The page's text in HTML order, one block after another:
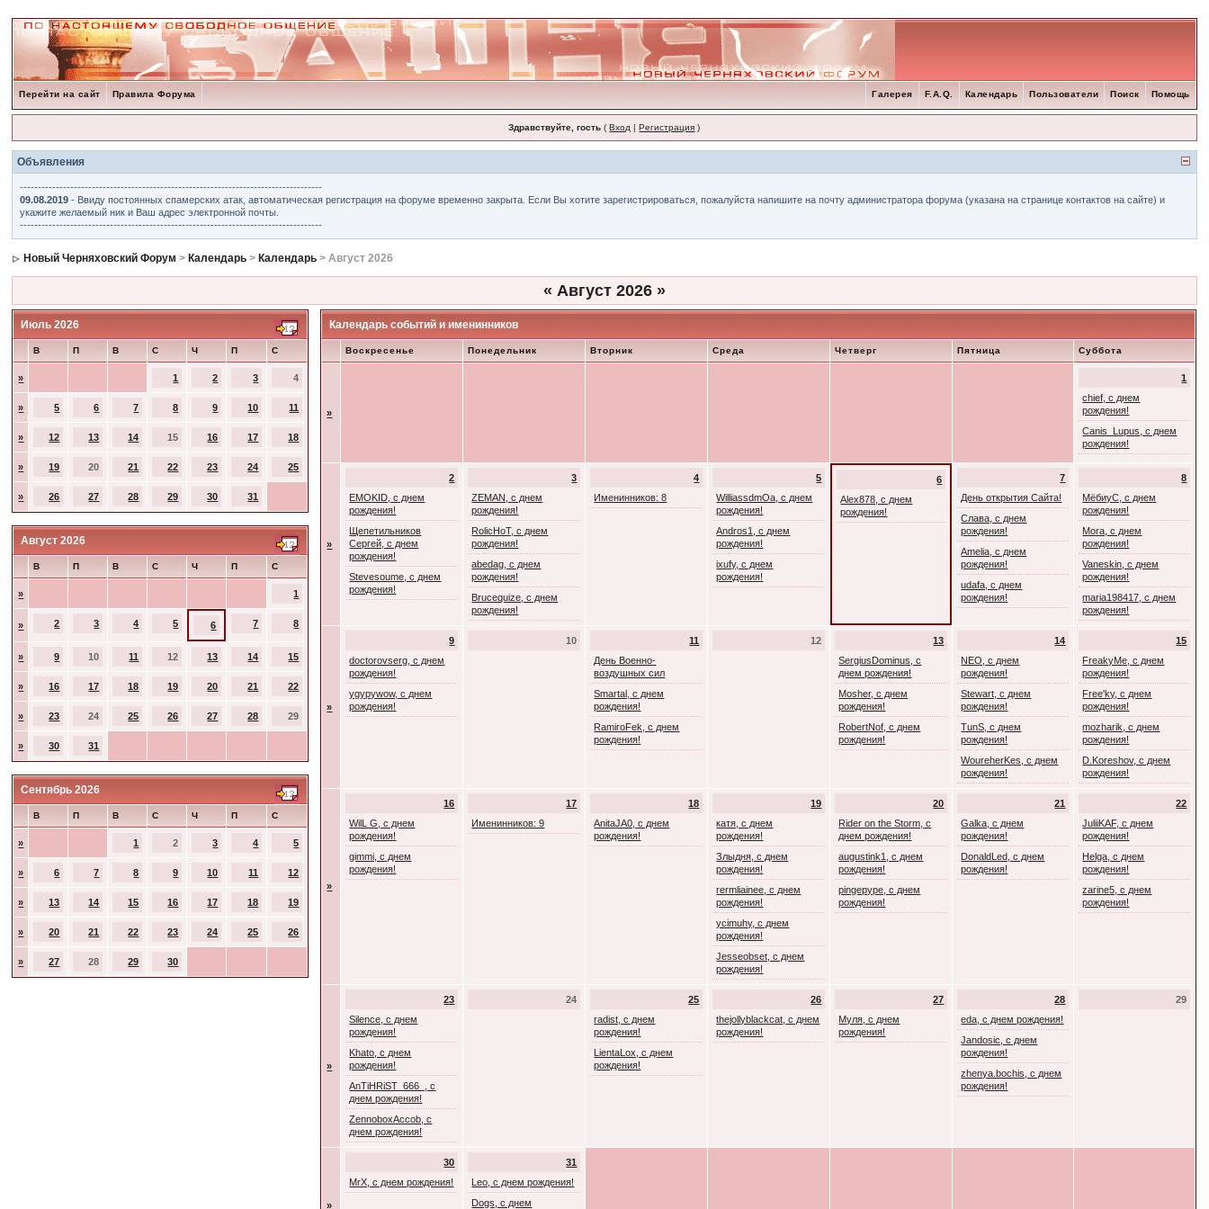
Перейти на сайт Правила Форума Помощь
Поиск
Пользователи
Календарь
F.A.Q.
Галерея
Здравствуйте, гость (Вход |Регистрация )
Объявления
------------------------------------------------------------------------------------
09.08.2019 - Ввиду постоянных спамерских атак, автоматическая регистрация на форуме временно закрыта. Если Вы хотите зарегистрироваться, пожалуйста напишите на почту администратора форума (указана на странице контактов на сайте) и
укажите желаемый ник и Ваш адрес электронной почты.
------------------------------------------------------------------------------------
Новый Черняховский Форум > Календарь > Календарь > Август 2026
« Август 2026 »
Июль 2026
В П В С Ч П С
» 1 2 3 4
» 5 6 7 8 9 10 11
» 12 13 14 15 16 17 18
» 19 20 21 22 23 24 25
» 26 27 28 29 30 31
Август 2026
В П В С Ч П С
» 1
» 2 3 4 5 6 7 8
» 9 10 11 12 13 14 15
» 16 17 18 19 20 21 22
» 23 24 25 26 27 28 29
» 30 31
Сентябрь 2026
В П В С Ч П С
» 1 2 3 4 5
» 6 7 8 9 10 11 12
» 13 14 15 16 17 18 19
» 20 21 22 23 24 25 26
» 27 28 29 30
Календарь событий и именинников
Воскресенье Понедельник Вторник Среда Четверг Пятница Суббота
»
1
chief, с днем
рождения!
Canis_Lupus, с днем
рождения!
»
2
EMOKID, с днем
рождения!
Щепетильников
Сергей, с днем
рождения!
Stevesoume, с днем
рождения!
3
ZEMAN, с днем
рождения!
RolicHoT, с днем
рождения!
abedag, с днем
рождения!
Brucequize, с днем
рождения!
4
Именинников: 8
5
WilliassdmOa, с днем
рождения!
Andros1, с днем
рождения!
ixufy, с днем
рождения!
6
Alex878, с днем
рождения!
7
День открытия Сайта!
Слава, с днем
рождения!
Amelia, с днем
рождения!
udafa, с днем
рождения!
8
МёбиуС, с днем
рождения!
Mora, с днем
рождения!
Vaneskin, с днем
рождения!
maria198417, с днем
рождения!
»
9
doctorovserg, с днем
рождения!
ygypywow, с днем
рождения!
10
11
День Военно-
воздушных сил
Smartal, с днем
рождения!
RamiroFek, с днем
рождения!
12
13
SergiusDominus, с
днем рождения!
Mosher, с днем
рождения!
RobertNof, с днем
рождения!
14
NEO, с днем
рождения!
Stewart, с днем
рождения!
TunS, с днем
рождения!
WoureherKes, с днем
рождения!
15
FreakyMe, с днем
рождения!
Free'ky, с днем
рождения!
mozharik, с днем
рождения!
D.Koreshov, с днем
рождения!
»
16
WilL G, с днем
рождения!
gimmi, с днем
рождения!
17
Именинников: 9
18
AnitaJA0, с днем
рождения!
19
катя, с днем
рождения!
Злыдня, с днем
рождения!
rermliainee, с днем
рождения!
ycimuhy, с днем
рождения!
Jesseobset, с днем
рождения!
20
Rider on the Storm, с
днем рождения!
augustink1, с днем
рождения!
pingepype, с днем
рождения!
21
Galka, с днем
рождения!
DonaldLed, с днем
рождения!
22
JuliiKAF, с днем
рождения!
Helga, с днем
рождения!
zarine5, с днем
рождения!
»
23
Silence, с днем
рождения!
Khato, с днем
рождения!
AnTiHRiST_666_, с
днем рождения!
ZennoboxAccob, с
днем рождения!
24
25
radist, с днем
рождения!
LientaLox, с днем
рождения!
26
thejollyblackcat, с днем
рождения!
27
Муля, с днем
рождения!
28
eda, с днем рождения!
Jandosic, с днем
рождения!
zhenya.bochis, с днем
рождения!
29
»
30
MrX, с днем рождения!
31
Leo, с днем рождения!
Dogs, с днем